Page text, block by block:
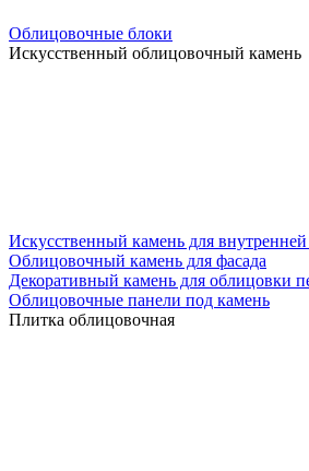
Облицовочные блоки
Искусственный облицовочный камень
Искусственный камень для внутренней
Облицовочный камень для фасада
Декоративный камень для облицовки
Облицовочные панели под камень
Плитка облицовочная